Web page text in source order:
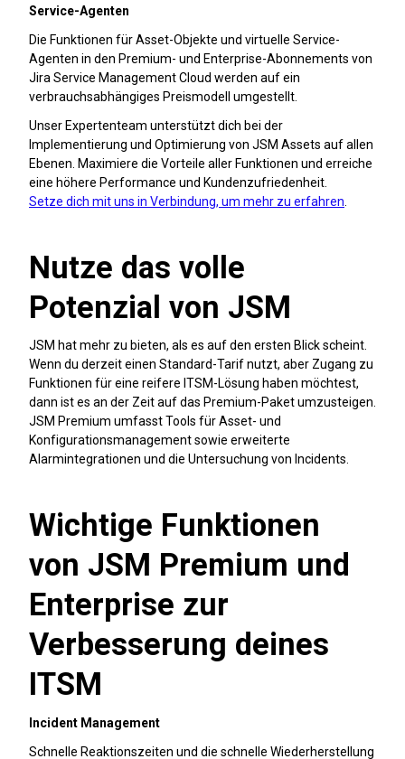
Service-Agenten
Die Funktionen für Asset-Objekte und virtuelle Service-
Agenten in den Premium- und Enterprise-Abonnements von
Jira Service Management Cloud werden auf ein
verbrauchsabhängiges Preismodell umgestellt.
Unser Expertenteam unterstützt dich bei der
Implementierung und Optimierung von JSM Assets auf allen
Ebenen. Maximiere die Vorteile aller Funktionen und erreiche
eine höhere Performance und Kundenzufriedenheit.
Setze dich mit uns in Verbindung, um mehr zu erfahren
Nutze das volle
Potenzial von JSM
JSM hat mehr zu bieten, als es auf den ersten Blick scheint.
Wenn du derzeit einen Standard-Tarif nutzt, aber Zugang zu
Funktionen für eine reifere ITSM-Lösung haben möchtest,
dann ist es an der Zeit auf das Premium-Paket umzusteigen.
JSM Premium umfasst Tools für Asset- und
Konfigurationsmanagement sowie erweiterte
Alarmintegrationen und die Untersuchung von Incidents.
Wichtige Funktionen
von JSM Premium und
Enterprise zur
Verbesserung deines
ITSM
Incident Management
Schnelle Reaktionszeiten und die schnelle Wiederherstellung